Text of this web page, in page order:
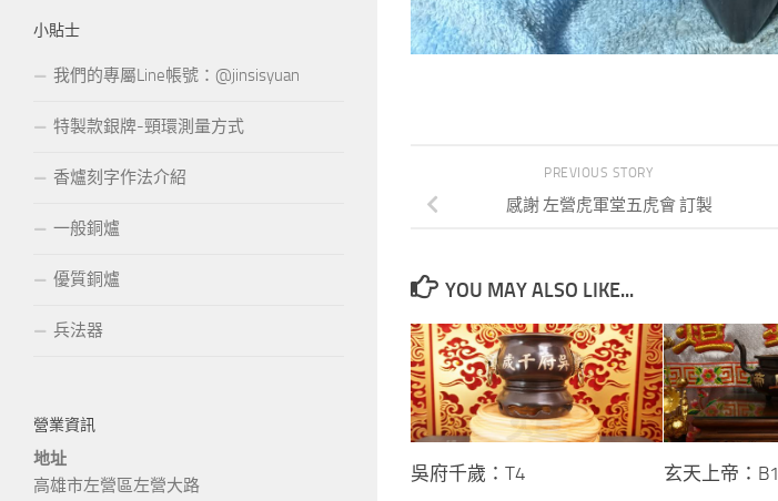
PREVIOUS STORY
感謝 左營虎軍堂五虎會 訂製
YOU MAY ALSO LIKE...
吳府千歲：T4 玄天上帝：B1
小貼士
我們的專屬Line帳號：@jinsisyuan
特製款銀牌-頸環測量方式
香爐刻字作法介紹
一般銅爐
優質銅爐
兵法器
營業資訊
地址
高雄市左營區左營大路